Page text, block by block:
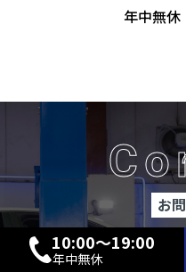
年中無休
お
どうぞご遠慮無く
10:00〜19:00
年中無休